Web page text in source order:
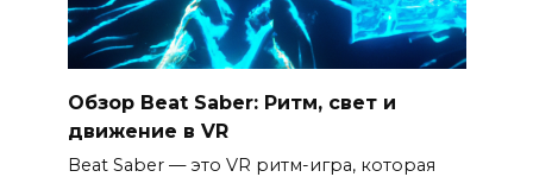
Обзор Beat Saber: Ритм, свет и
движение в VR
Beat Saber — это VR ритм-игра, которая